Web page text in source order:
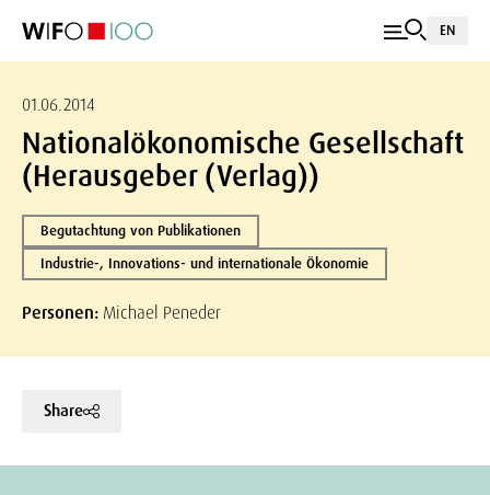
EN
01.06.2014
Nationalökonomische Gesellschaft
(Herausgeber (Verlag))
Begutachtung von Publikationen
Industrie-, Innovations- und internationale Ökonomie
Personen: Michael Peneder
Share